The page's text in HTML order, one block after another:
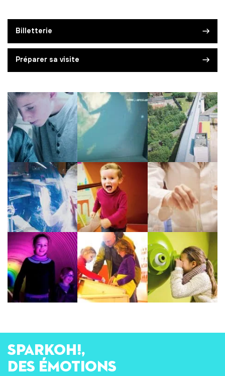
Billetterie
Préparer sa visite
SPARKOH!,
des émotions